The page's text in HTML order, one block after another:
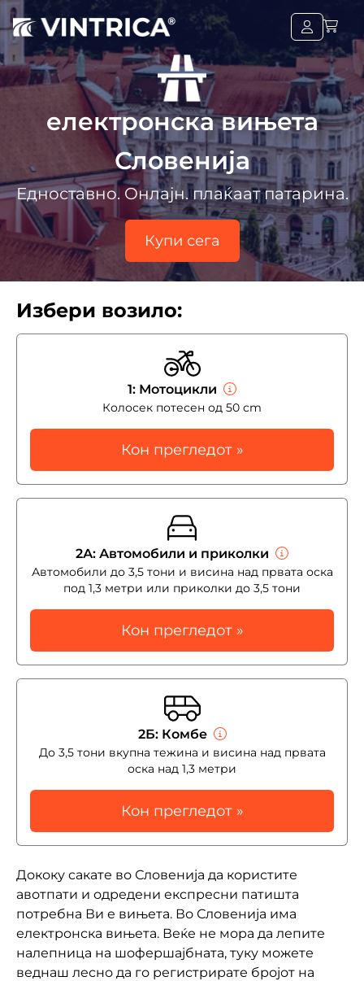
електронска вињета
Словенија
Едноставно. Oнлајн. плаќаат патарина.
Купи сега
Дококу сакате во Словенија да користите
авотпати и одредени експресни патишта
потребна Ви е вињета. Во Словенија има
електронска вињета. Веќе не мора да лепите
налепница на шофершајбната, туку можете
веднаш лесно да го регистрирате бројот на
Избери возило:
1: Мотоцикли
Колосек потесен од 50 cm
Кон прегледот »
2А: Автомобили и приколки
Автомобили до 3,5 тони и висина над првата оска
под 1,3 метри или приколки до 3,5 тони
Кон прегледот »
2Б: Комбе
До 3,5 тони вкупна тежина и висина над првата
оска над 1,3 метри
Кон прегледот »